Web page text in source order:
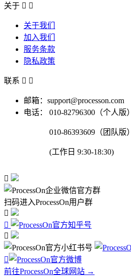
关于  
关于我们
加入我们
服务条款
隐私政策
联系  
邮箱：support@processon.com
电话：
010-82796300（个人版）
010-86393609（团队版）
(工作日 9:30-18:30)

扫码进入ProcessOn用户群




前往ProcessOn全球网站 →